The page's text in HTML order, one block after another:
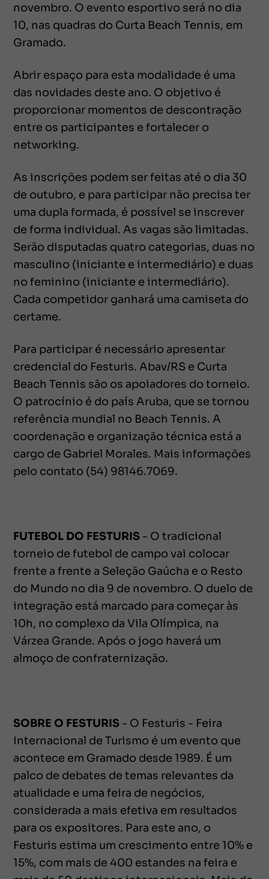
novembro. O evento esportivo será no dia
10, nas quadras do Curta Beach Tennis, em
Gramado.
Abrir espaço para esta modalidade é uma
das novidades deste ano. O objetivo é
proporcionar momentos de descontração
entre os participantes e fortalecer o
networking.
As inscrições podem ser feitas até o dia 30
de outubro, e para participar não precisa ter
uma dupla formada, é possível se inscrever
de forma individual. As vagas são limitadas.
Serão disputadas quatro categorias, duas no
masculino (iniciante e intermediário) e duas
no feminino (iniciante e intermediário).
Cada competidor ganhará uma camiseta do
certame.
Para participar é necessário apresentar
credencial do Festuris. Abav/RS e Curta
Beach Tennis são os apoiadores do torneio.
O patrocínio é do país Aruba, que se tornou
referência mundial no Beach Tennis. A
coordenação e organização técnica está a
cargo de Gabriel Morales. Mais informações
pelo contato (54) 98146.7069.
FUTEBOL DO FESTURIS - O tradicional
torneio de futebol de campo vai colocar
frente a frente a Seleção Gaúcha e o Resto
do Mundo no dia 9 de novembro. O duelo de
integração está marcado para começar às
10h, no complexo da Vila Olímpica, na
Várzea Grande. Após o jogo haverá um
almoço de confraternização.
SOBRE O FESTURIS - O Festuris - Feira
Internacional de Turismo é um evento que
acontece em Gramado desde 1989. É um
palco de debates de temas relevantes da
atualidade e uma feira de negócios,
considerada a mais efetiva em resultados
para os expositores. Para este ano, o
Festuris estima um crescimento entre 10% e
15%, com mais de 400 estandes na feira e